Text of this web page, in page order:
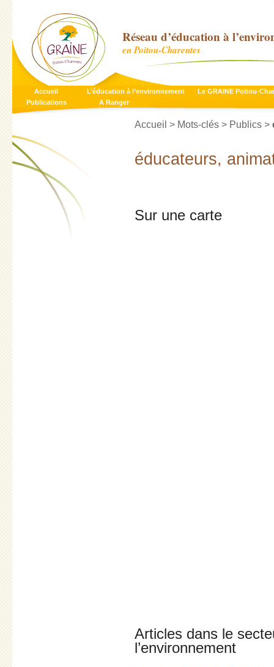
Réseau d’éducation à
en Poitou-Charentes
Accueil L’éducation à l’environnement
Le GRAINE Poitou-
Publications
A Ranger
Accueil > Mots-clés > Publics >
éducateurs,
Sur une carte
Articles dans le
l’environnement